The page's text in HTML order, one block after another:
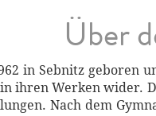
Über
in Sebnitz
ihren Werken wider.
Nach dem